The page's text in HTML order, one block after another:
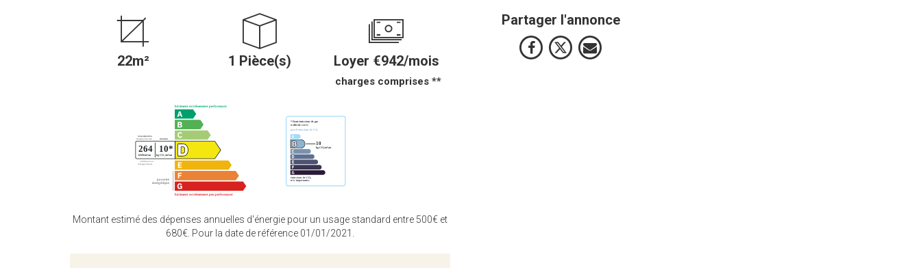
22m² 1 Pièce(s) Loyer €942/mois
charges comprises **
Montant estimé des dépenses annuelles d'énergie pour un usage standard entre 500€ et
680€. Pour la date de référence 01/01/2021.
Partager l'annonce